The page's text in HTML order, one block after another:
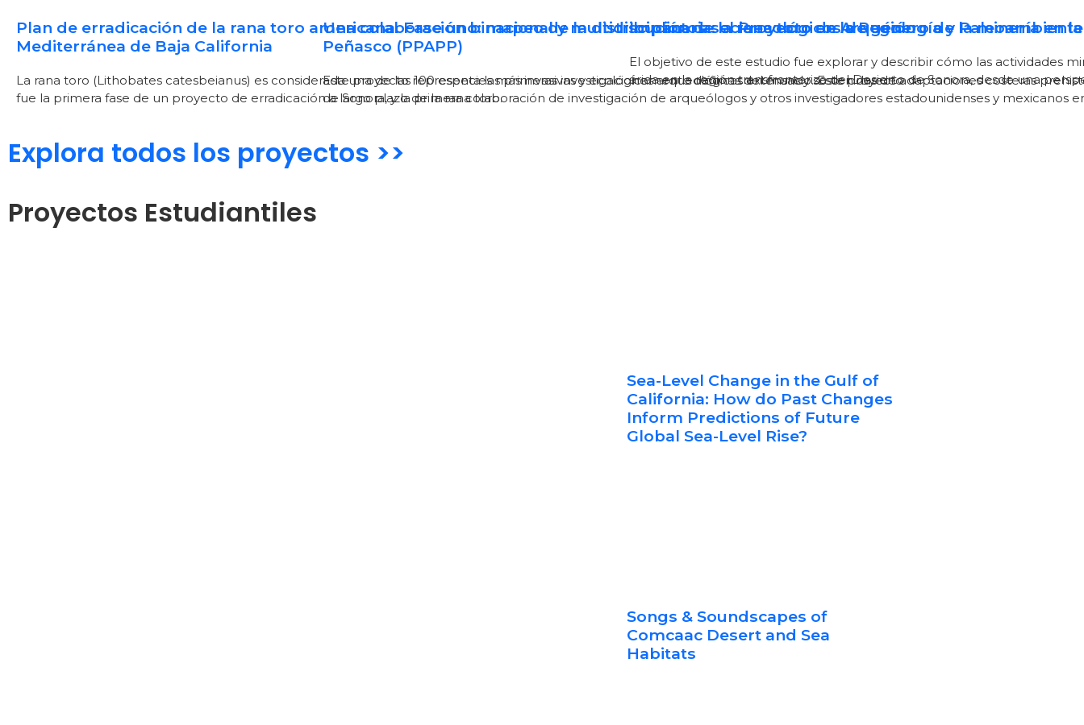
Plan de erradicación de la rana toro americana. Fase uno: mapeo de la distribución de la rana toro en la Región
Mediterránea de Baja California
La rana toro (Lithobates catesbeianus) es considerada una de las 100 especies más invasivas y ecológicamente dañinas del mundo. Este proyecto
fue la primera fase de un proyecto de erradicación a largo plazo de la rana toro.
Una colaboración binacional y multidisciplinaria: el Proyecto de Arqueología y
Peñasco (PPAPP)
Este proyecto representa las primeras investigaciones arqueológicas extensas y sostenidas de adaptaciones costeras
de Sonora, y la primera colaboración de investigación de arqueólogos y otros investigadores estadounidenses y mexicanos
Impactos socioecológicos de género de la minería en
El objetivo de este estudio fue explorar y describir cómo las actividades
árida en la región transfronteriza del Desierto de Sonora, desde una
Explora todos los proyectos >>
Proyectos Estudiantiles
Sea-Level Change in the Gulf of
California: How do Past Changes
Inform Predictions of Future
Global Sea-Level Rise?
Songs & Soundscapes of
Comcaac Desert and Sea
Habitats